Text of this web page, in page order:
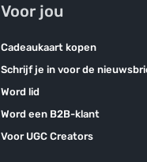
Voor jou
Cadeaukaart kopen
Schrijf je in voor de
Word lid
Word een B2B-klant
Voor UGC Creators